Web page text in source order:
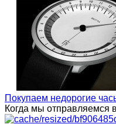
Покупаем недорогие
Когда мы отправляемся